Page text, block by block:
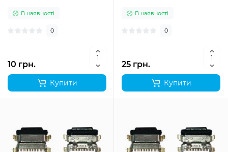
В наявності
0
10 грн.
Купити
В наявності
0
25 грн.
Купити